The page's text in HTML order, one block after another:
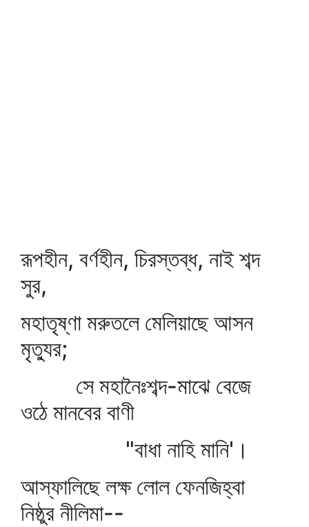
রূপহীন, বর্ণহীন, চিরস্তব্ধ, নাই শব্দ
সুর,
মহাতৃষ্ণা মরুতলে মেলিয়াছে আসন
মৃত্যুর;
সে মহানৈঃশব্দ-মাঝে বেজে
ওঠে মানবের বাণী
"বাধা নাহি মানি'।
আস্ফালিছে লক্ষ লোল ফেনজিহ্বা
নিষ্ঠুর নীলিমা--